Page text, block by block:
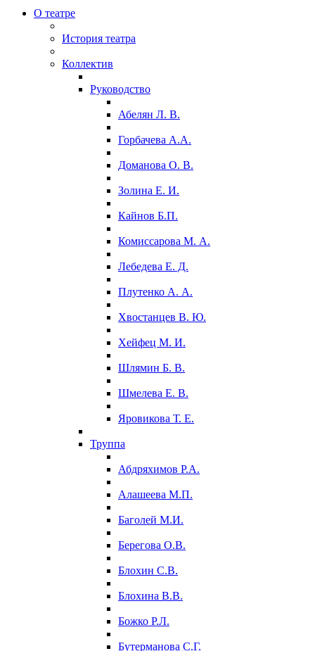
О театре
История театра
Коллектив
Руководство
Абелян Л. В.
Горбачева А.А.
Доманова О. В.
Золина Е. И.
Кайнов Б.П.
Комиссарова М. А.
Лебедева Е. Д.
Плутенко А. А.
Хвостанцев В. Ю.
Хейфец М. И.
Шлямин Б. В.
Шмелева Е. В.
Яровикова Т. Е.
Труппа
Абдряхимов Р.А.
Алашеева М.П.
Баголей М.И.
Берегова О.В.
Блохин С.В.
Блохина В.В.
Божко Р.Л.
Бутерманова С.Г.